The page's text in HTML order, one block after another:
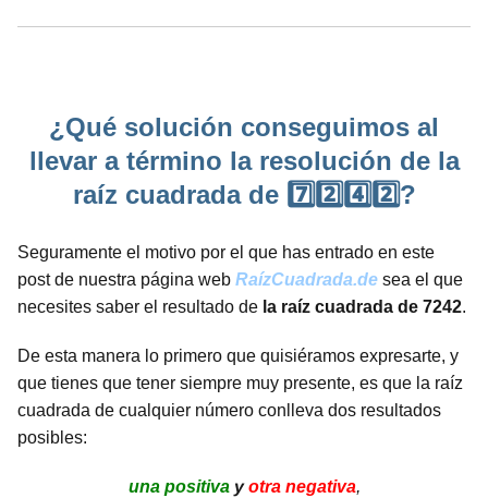
¿Qué solución conseguimos al
llevar a término la resolución de la
raíz cuadrada de 7️⃣2️⃣4️⃣2️⃣?
Seguramente el motivo por el que has entrado en este
post de nuestra página web RaízCuadrada.de sea el que
necesites saber el resultado de la raíz cuadrada de 7242.
De esta manera lo primero que quisiéramos expresarte, y
que tienes que tener siempre muy presente, es que la raíz
cuadrada de cualquier número conlleva dos resultados
posibles:
una positivayotra negativa,